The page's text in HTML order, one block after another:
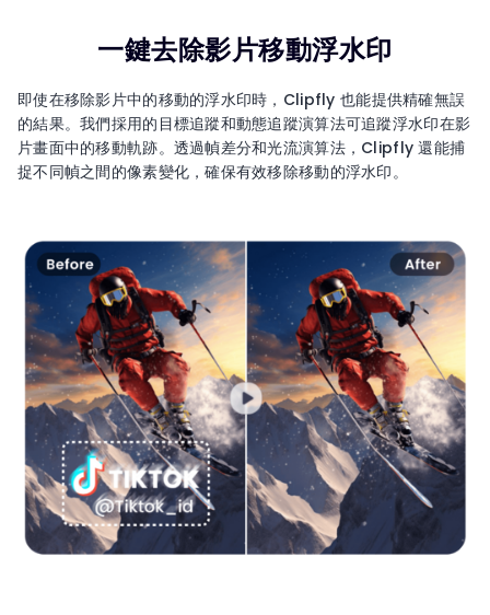
一鍵去除影片移動浮水印
即使在移除影片中的移動的浮水印時，Clipfly 也能提供精確無誤
的結果。我們採用的目標追蹤和動態追蹤演算法可追蹤浮水印在影
片畫面中的移動軌跡。透過幀差分和光流演算法，Clipfly 還能捕
捉不同幀之間的像素變化，確保有效移除移動的浮水印。